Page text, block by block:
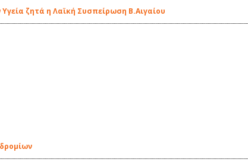
ζητά η Λαϊκή Συσπείρωση Β.Αιγαίου